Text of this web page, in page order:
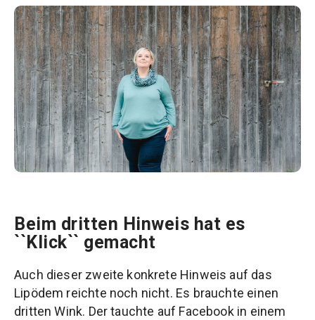
Beim dritten Hinweis hat es
``Klick`` gemacht
Auch dieser zweite konkrete Hinweis auf das
Lipödem reichte noch nicht. Es brauchte einen
dritten Wink. Der tauchte auf Facebook in einem